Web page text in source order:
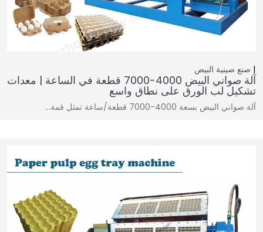
صنع صينية البيض
آلة صواني البيض 4000-7000 قطعة في الساعة | معدات
تشكيل لب الورق على نطاق واسع
آلة صواني البيض بسعة 4000-7000 قطعة/ساعة تمثل قمة…